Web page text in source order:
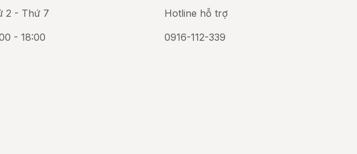
2 - Thứ 7
- 18:00
Hotline hỗ trợ
0916-112-339